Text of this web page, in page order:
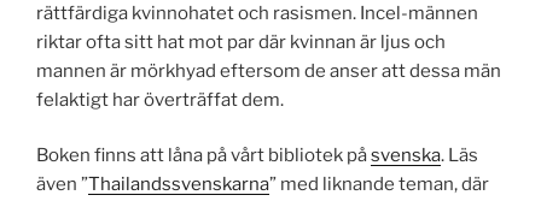
rättfärdiga kvinnohatet och rasismen. Incel-männen
riktar ofta sitt hat mot par där kvinnan är ljus och
mannen är mörkhyad eftersom de anser att dessa män
felaktigt har överträffat dem.
Boken finns att låna på vårt bibliotek påsvenska. Läs
även ”Thailandssvenskarna” med liknande teman, där